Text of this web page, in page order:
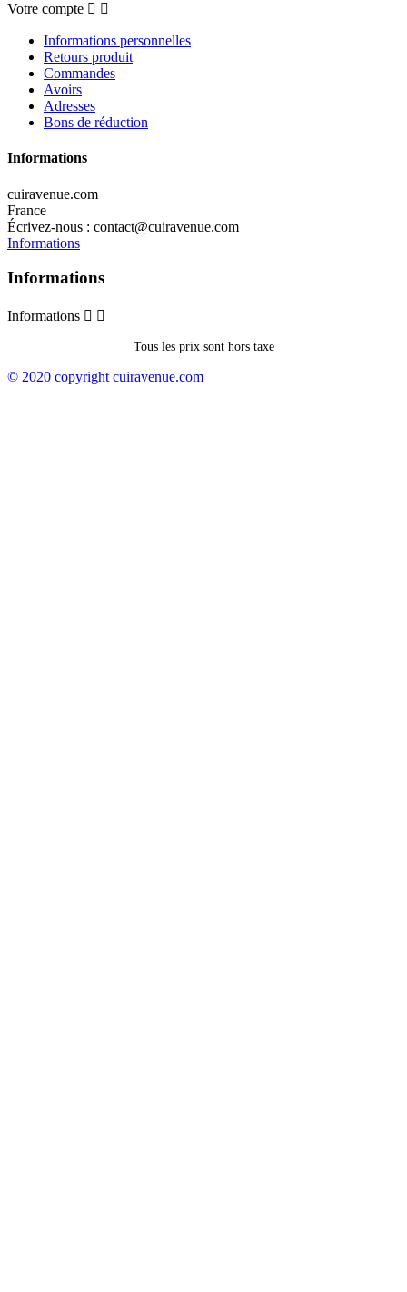
Votre compte  
Informations personnelles
Retours produit
Commandes
Avoirs
Adresses
Bons de réduction
Informations
cuiravenue.com
France
Écrivez-nous : contact@cuiravenue.com
Informations
Informations
Informations  
Tous les prix sont hors taxe
© 2020 copyright cuiravenue.com